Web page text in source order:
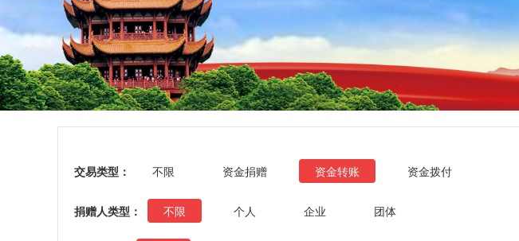
交易类型： 不限 资金捐赠 资金转账 资金拨付
捐赠人类型： 不限 个人 企业 团体